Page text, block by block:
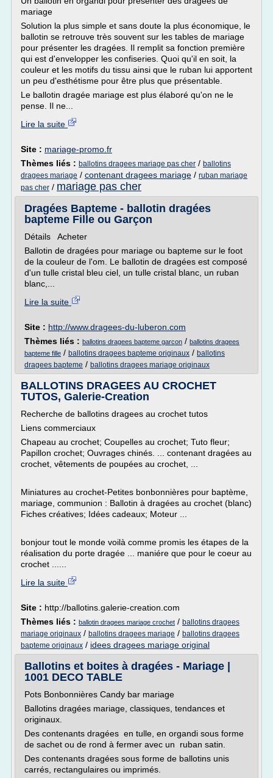
mariage
Solution la plus simple et sans doute la plus économique, le
ballotin se retrouve très souvent sur les tables de mariage
pour présenter les dragées. Il remplit sa fonction première
qui est d'envelopper les confiseries. Quoi qu'il en soit, la
couleur et les motifs du tissu ainsi que le ruban lui apportent
un peu d'esthétisme pour être plus que présentable.
Le ballotin dragée mariage est plus élaboré qu'on ne le
pense. Il ne...
Lire la suite
Site : mariage-promo.fr
Thèmes liés : ballotins dragees mariage pas cher / ballotins
dragees mariage / contenant dragees mariage / ruban mariage
pas cher / mariage pas cher
Dragées Bapteme - ballotin dragées
bapteme Fille ou Garçon
Détails Acheter
Ballotin de dragées pour mariage ou bapteme sur le foot
de la couleur de l'om. Le ballotin de dragées est composé
d'un tulle cristal bleu ciel, un tulle cristal blanc, un ruban
blanc,...
Lire la suite
Site : http://www.dragees-du-luberon.com
Thèmes liés : ballotins dragees bapteme garcon / ballotins dragees
bapteme fille / ballotins dragees bapteme originaux / ballotins
dragees bapteme / ballotins dragees mariage originaux
BALLOTINS DRAGEES AU CROCHET
TUTOS, Galerie-Creation
Recherche de ballotins dragees au crochet tutos
Liens commerciaux
Chapeau au crochet; Coupelles au crochet; Tuto fleur;
Papillon crochet; Ouvrages chinés. ... contenant dragées au
crochet, vêtements de poupées au crochet, ...
Miniatures au crochet-Petites bonbonnières pour baptème,
mariage, communion : Ballotin à dragées au crochet (blanc)
Fiches créatives; Idées cadeaux; Moteur ...
bonjour tout le monde voilà comme promis les étapes de la
réalisation du porte dragée ... maniére que pour le coeur au
crochet ......
Lire la suite
Site : http://ballotins.galerie-creation.com
Thèmes liés : ballotin dragees mariage crochet / ballotins dragees
mariage originaux / ballotins dragees mariage / ballotins dragees
bapteme originaux / idees dragees mariage original
Ballotins et boites à dragées - Mariage |
1001 DECO TABLE
Pots Bonbonnières Candy bar mariage
Ballotins dragées mariage, classiques, tendances et
originaux.
Des contenants dragées en tulle, en organdi sous forme
de sachet ou de rond à fermer avec un ruban satin.
Des contenants dragées sous forme de ballotins unis
carrés, rectangulaires ou imprimés.